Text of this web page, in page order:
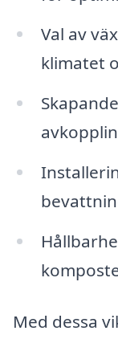
Val av
klimatet
Med dessa